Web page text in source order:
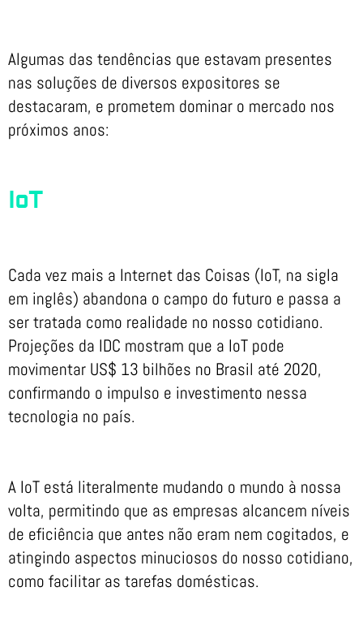
Algumas das tendências que estavam presentes
nas soluções de diversos expositores se
destacaram, e prometem dominar o mercado nos
próximos anos:
IoT
Cada vez mais a Internet das Coisas (IoT, na sigla
em inglês) abandona o campo do futuro e passa a
ser tratada como realidade no nosso cotidiano.
Projeções da IDC mostram que a IoT pode
movimentar US$ 13 bilhões no Brasil até 2020,
confirmando o impulso e investimento nessa
tecnologia no país.
A IoT está literalmente mudando o mundo à nossa
volta, permitindo que as empresas alcancem níveis
de eficiência que antes não eram nem cogitados, e
atingindo aspectos minuciosos do nosso cotidiano,
como facilitar as tarefas domésticas.